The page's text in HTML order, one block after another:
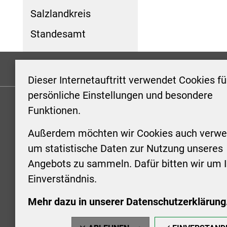
Dieser Internetauftritt verwendet Cookies
persönliche Einstellungen und besondere
Funktionen.
Außerdem möchten wir Cookies auch
um statistische Daten zur Nutzung unseres
Angebots zu sammeln. Dafür bitten wir um
Einverständnis.
Mehr dazu in unserer
Salzlandkreis
Standesamt
KONTAKT
Stadt Aschersleben
Markt 1
06449 Aschersleben
+49 3473 958-0
stadt@aschersleben.de
https://www.aschersleben.de/
Montag:
Uhr
Uhr
vorheriger